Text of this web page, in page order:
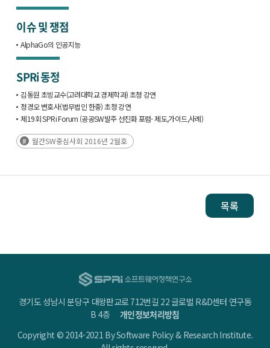
이슈 및 쟁점
AlphaGo의 인공지능
SPRi 동정
김동원 초빙교수(고려대학교 경제학과) 초청 강연
정경오 변호사(법무법인 한중) 초청 강연
제19회 SPRi Forum (공공SW발주 선진화 포럼- 제도,가이드,사례)
월간SW중심사회 2016년 2월호
목록
경기도 성남시 분당구 대왕판교로 712번길 22 글로벌 R&D센터 연구동
B 4층개인정보처리방침
Copyright © 2014-2021 By Software Policy & Research Institute.